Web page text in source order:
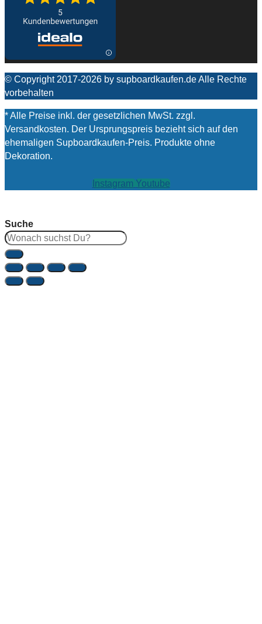
© Copyright 2017-2026 by supboardkaufen.de Alle Rechte
vorbehalten
* Alle Preise inkl. der gesetzlichen MwSt. zzgl.
Versandkosten. Der Ursprungspreis bezieht sich auf den
ehemaligen Supboardkaufen-Preis. Produkte ohne
Dekoration.
Instagram Youtube
Suche